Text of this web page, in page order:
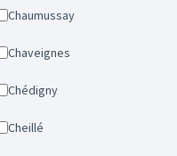
Chaumussay
Chaveignes
Chédigny
Cheillé